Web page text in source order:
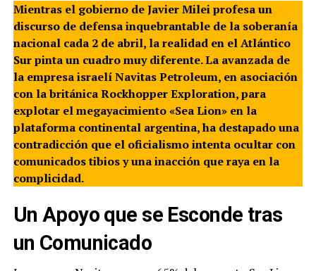
Mientras el gobierno de Javier Milei profesa un
discurso de defensa inquebrantable de la soberanía
nacional cada 2 de abril, la realidad en el Atlántico
Sur pinta un cuadro muy diferente. La avanzada de
la empresa israelí Navitas Petroleum, en asociación
con la británica Rockhopper Exploration, para
explotar el megayacimiento «Sea Lion» en la
plataforma continental argentina, ha destapado una
contradicción que el oficialismo intenta ocultar con
comunicados tibios y una inacción que raya en la
complicidad.
Un Apoyo que se Esconde tras
un Comunicado